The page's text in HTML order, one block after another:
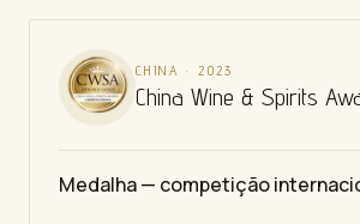
CHINA ·2023
China Wine & Spirits
Medalha — competição